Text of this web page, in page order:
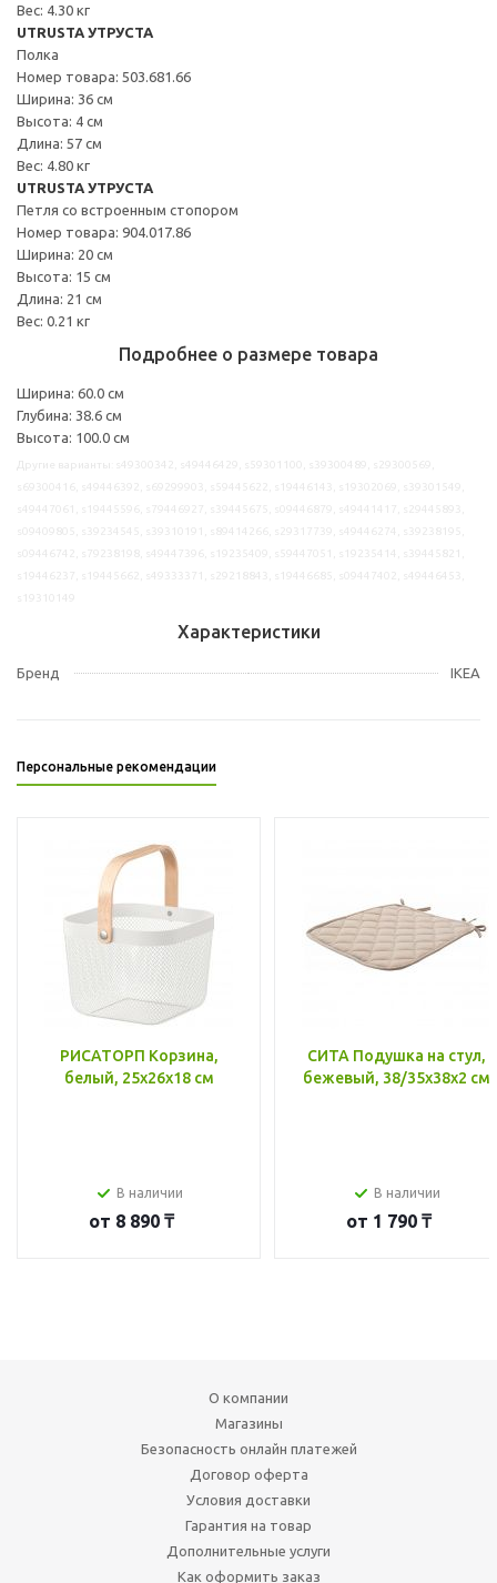
Вес: 4.30 кг
UTRUSTA УТРУСТА
Полка
Номер товара: 503.681.66
Ширина: 36 см
Высота: 4 см
Длина: 57 см
Вес: 4.80 кг
UTRUSTA УТРУСТА
Петля со встроенным стопором
Номер товара: 904.017.86
Ширина: 20 см
Высота: 15 см
Длина: 21 см
Вес: 0.21 кг
Подробнее о размере товара
Ширина: 60.0 см
Глубина: 38.6 см
Высота: 100.0 см
Характеристики
Бренд IKEA
Персональные рекомендации
РИСАТОРП Корзина,
белый, 25x26x18 см
В наличии
от 8 890 ₸
СИТА Подушка на стул,
бежевый, 38/35x38x2 см
В наличии
от 1 790 ₸
О компании
Магазины
Безопасность онлайн платежей
Договор оферта
Условия доставки
Гарантия на товар
Дополнительные услуги
Как оформить заказ